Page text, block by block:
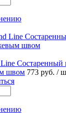
Состаренный
швом 773 руб. /